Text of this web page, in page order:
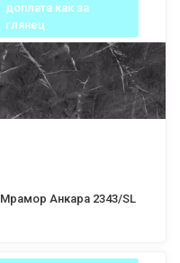
доплата как за
глянец
Мрамор Анкара 2343/SL